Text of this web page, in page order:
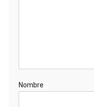
Nombre